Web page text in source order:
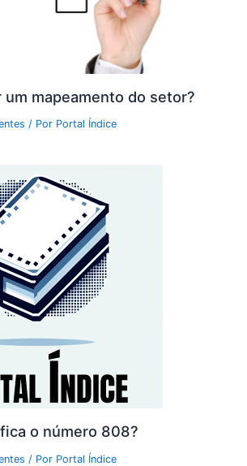
um mapeamento do setor?
/ Por Portal Índice
o número 808?
/ Por Portal Índice